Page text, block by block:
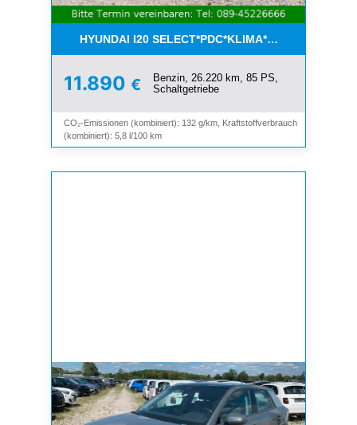
HYUNDAI I20 SELECT*PDC*KLIMA*ESP*8-
11.890 €
Benzin, 26.220 km, 85 PS,
Schaltgetriebe
CO₂-Emissionen (kombiniert): 132 g/km, Kraftstoffverbrauch
(kombiniert): 5,8 l/100 km